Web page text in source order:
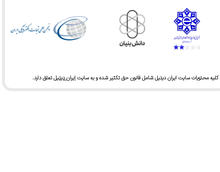
محتویات سایت ایران دیتیل شامل قانون حق تکثیر شده و به سایتایران دیتیلتعلق دارد.​​​​​​​